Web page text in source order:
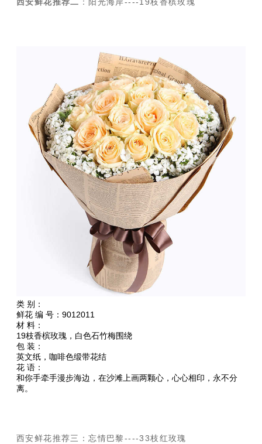
类 别：
鲜花 编 号：9012011
材 料：
19枝香槟玫瑰，白色石竹梅围绕
包 装：
英文纸，咖啡色缎带花结
花 语：
和你手牵手漫步海边，在沙滩上画两颗心，心心相印，永不分
离。
西安鲜花推荐三：忘情巴黎----33枝红玫瑰